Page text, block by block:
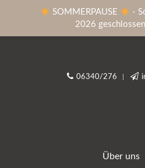
06340/276
Über uns
SOMMERPAUSE -
2026